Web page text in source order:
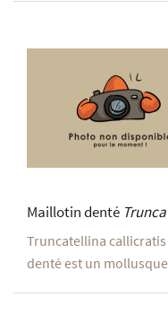
Maillotin denté
Truncatellina
denté est un